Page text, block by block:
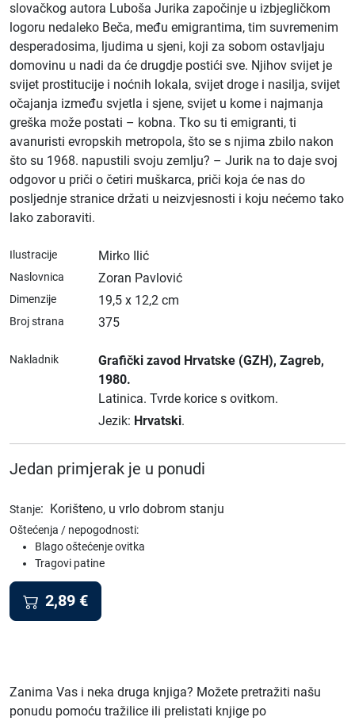
slovačkog autora Luboša Jurika započinje u izbjegličkom
logoru nedaleko Beča, među emigrantima, tim suvremenim
desperadosima, ljudima u sjeni, koji za sobom ostavljaju
domovinu u nadi da će drugdje postići sve. Njihov svijet je
svijet prostitucije i noćnih lokala, svijet droge i nasilja, svijet
očajanja između svjetla i sjene, svijet u kome i najmanja
greška može postati – kobna. Tko su ti emigranti, ti
avanuristi evropskih metropola, što se s njima zbilo nakon
što su 1968. napustili svoju zemlju? – Jurik na to daje svoj
odgovor u priči o četiri muškarca, priči koja će nas do
posljednje stranice držati u neizvjesnosti i koju nećemo tako
lako zaboraviti.
Ilustracije Mirko Ilić
Naslovnica Zoran Pavlović
Dimenzije 19,5 x 12,2 cm
Broj strana 375
Nakladnik Grafički zavod Hrvatske (GZH), Zagreb,
1980.
Latinica. Tvrde korice s ovitkom.
Jezik: Hrvatski.
Jedan primjerak je u ponudi
Stanje: Korišteno, u vrlo dobrom stanju
Oštećenja / nepogodnosti:
Blago oštećenje ovitka
Tragovi patine
2,89 €
Zanima Vas i neka druga knjiga? Možete pretražiti našu
ponudu pomoću tražilice ili prelistati knjige po